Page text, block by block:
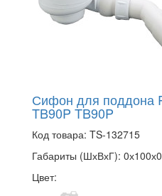
Сифон для поддона
TB90P TB90P
Код товара: TS-132715
Габариты (ШхВхГ): 0х100х0
Цвет: